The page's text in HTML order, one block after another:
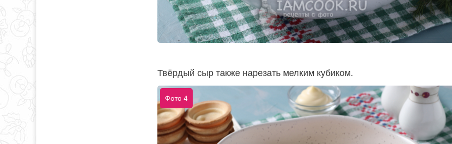
Твёрдый сыр также нарезать мелким кубиком.
Фото 4